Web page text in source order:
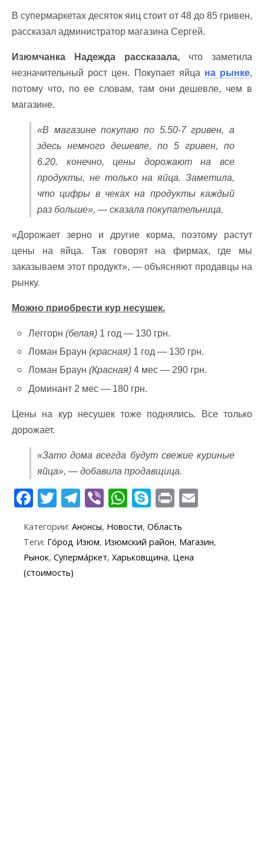
В супермаркетах десяток яиц стоит от 48 до 85 гривен,
рассказал администратор магазина Сергей.
Изюмчанка Надежда рассказала, что заметила
незначительный рост цен. Покупает яйца на рынке,
потому что, по ее словам, там они дешевле, чем в
магазине.
«В магазине покупаю по 5.50-7 гривен, а
здесь немного дешевле, по 5 гривен, по
6.20. конечно, цены дорожают на все
продукты, не только на яйца. Заметила,
что цифры в чеках на продукты каждый
раз больше», — сказала покупательница.
«Дорожает зерно и другие корма, поэтому растут
цены на яйца. Так говорят на фирмах, где мы
заказываем этот продукт», — объясняют продавцы на
рынку.
Можно приобрести кур несушек.
Леггорн(белая) 1 год — 130 грн.
Ломан Браун(красная) 1 год — 130 грн.
Ломан Браун(Красная) 4 мес — 290 грн.
Доминант 2 мес — 180 грн.
Цены на кур несушек тоже поднялись. Все только
дорожает.
«Зато дома всегда будут свежие куриные
яйца», — добавила продавщица.
F
ac
e
b
o
T
w
itt
er
T
el
e
gr
Vi
b
er
W
h
at
s
S
k
y
p
Pr
in
t ai
l
Категории: Анонсы, Новости, Область
Теги: Го́род Изюм, Изюмский район, Магазин,
Рынок, Суперма́ркет, Харьковщина, Цена
(стоимость)